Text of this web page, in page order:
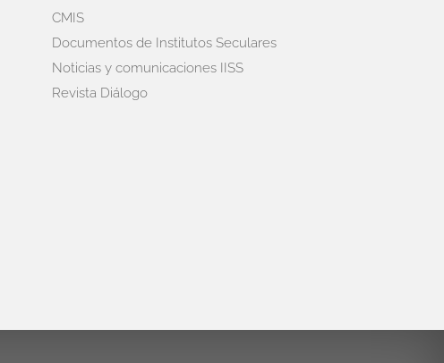
CMIS
Documentos de Institutos Seculares
Noticias y comunicaciones IISS
Revista Diálogo